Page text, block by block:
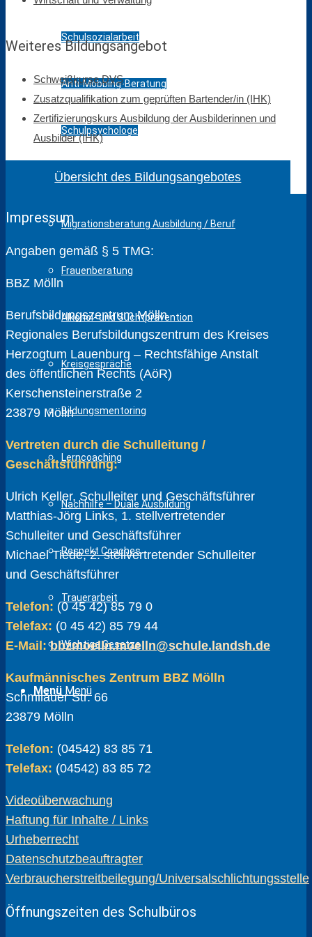
Schulsozialarbeit
Anti-Mobbing-Beratung
Schulpsychologe
Verbindungslehrer
Migrationsberatung Ausbildung / Beruf
Frauenberatung
Alkohol- und Suchtprävention
Kreisgespräche
Bildungsmentoring
Lerncoaching
Nachhilfe – Duale Ausbildung
Respekt Coaches
Trauerarbeit
Wichtige Gesetze
Menü Menü
Weiteres Bildungsangebot
Schweißkurse DVS
Zusatzqualifikation zum geprüften Bartender/in (IHK)
Zertifizierungskurs Ausbildung der Ausbilderinnen und
Ausbilder (IHK)
Übersicht des Bildungs­ange­botes
Impressum
Angaben gemäß § 5 TMG:
BBZ Mölln
Berufsbildungszentrum Mölln
Regionales Berufsbildungszentrum des Kreises
Herzogtum Lauenburg – Rechtsfähige Anstalt
des öffentlichen Rechts (AöR)
Kerschensteinerstraße 2
23879 Mölln
Vertreten durch die Schulleitung /
Geschäftsführung:
Ulrich Keller, Schulleiter und Geschäftsführer
Matthias-Jörg Links, 1. stellvertretender
Schulleiter und Geschäftsführer
Michael Tiede, 2. stellvertretender Schulleiter
und Geschäftsführer
Telefon: (0 45 42) 85 79 0
Telefax: (0 45 42) 85 79 44
E-Mail:bbzmoelln.moelln@schule.landsh.de
Kaufmännisches Zentrum BBZ Mölln
Schmilauer Str. 66
23879 Mölln
Telefon: (04542) 83 85 71
Telefax: (04542) 83 85 72
Videoüberwachung
Haftung für Inhalte / Links
Urheberrecht
Datenschutzbeauftragter
Verbraucherstreitbeilegung/Universalschlichtungsstelle
Öffnungszeiten des Schulbüros